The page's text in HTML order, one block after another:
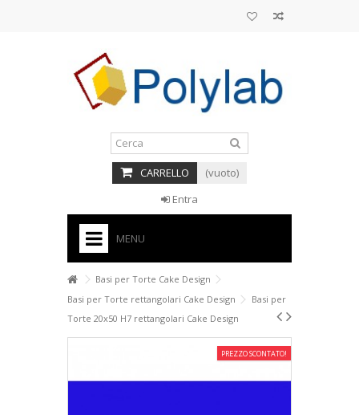
CARRELLO
(vuoto)
Entra
MENU
HOME
+
BASI PER TORTE CAKE DESIGN
+
CORNICI
Basi per Torte Cake Design
Basi per Torte rettangolari Cake Design
Basi per
Torte 20x50 H7 rettangolari Cake Design
PREZZO SCONTATO!